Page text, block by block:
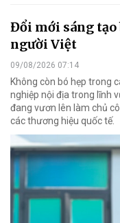
Đổi mới sáng
người Việt
09/08/2026 07:14
Không còn bó hẹp trong
nghiệp nội địa trong lĩnh
đang vươn lên làm chủ
các thương hiệu quốc tế.